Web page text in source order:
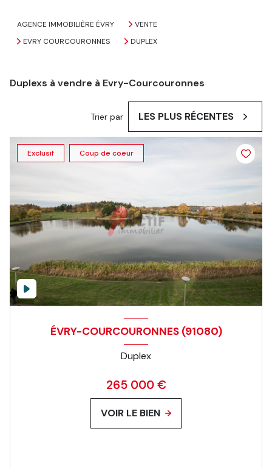
AGENCE IMMOBILIÈRE ÉVRY
VENTE
EVRY COURCOURONNES
DUPLEX
Duplexs à vendre à Evry-Courcouronnes
Trier par LES PLUS RÉCENTES
Exclusif Coup de coeur
ÉVRY-COURCOURONNES (91080)
Duplex
265 000 €
VOIR LE BIEN